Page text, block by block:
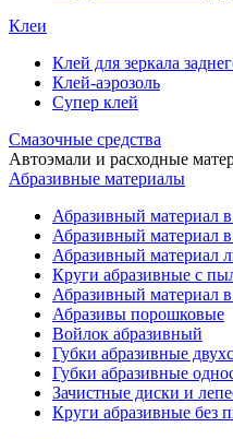
Клеи
Клей для зеркала
Клей-аэрозоль
Супер клей
Смазочные средства
Автоэмали и расходные
Абразивные материалы
Абразивный материал
Абразивный материал
Абразивный материал
Круги абразивные с
Абразивный материал
Абразивы порошковые
Войлок абразивный
Губки абразивные
Губки абразивные
Зачистные диски и
Круги абразивные без